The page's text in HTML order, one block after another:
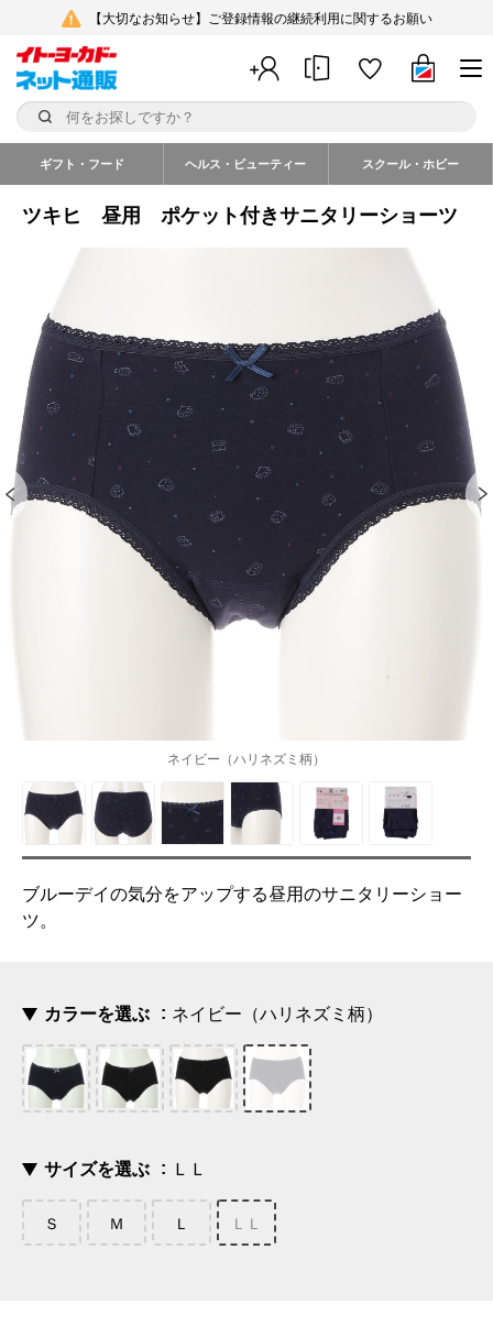
【大切なお知らせ】ご登録情報の継続利用に関するお願い
ギフト・フード ヘルス・ビューティー スクール・ホビー
ツキヒ 昼用 ポケット付きサニタリーショーツ
ネイビー（ハリネズミ柄）
ブルーデイの気分をアップする昼用のサニタリーショー
ツ。
カラーを選ぶ ネイビー（ハリネズミ柄）
サイズを選ぶ ＬＬ
Ｓ Ｍ Ｌ ＬＬ